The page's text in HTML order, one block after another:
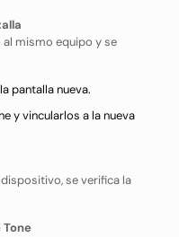
al mismo equipo y se
pantalla nueva.
y vincularlos a la nueva
se verifica la